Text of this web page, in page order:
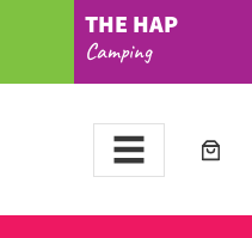
THE HAP
Camping